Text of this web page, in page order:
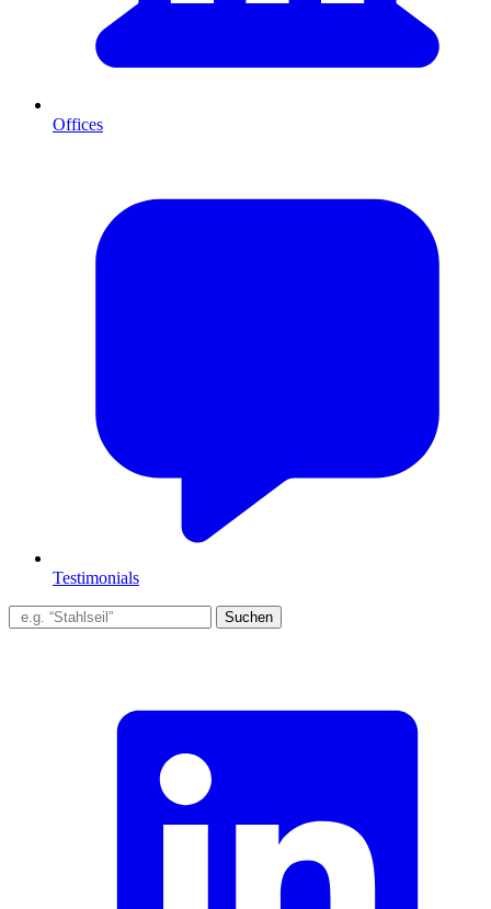
Offices
Testimonials
Suchen